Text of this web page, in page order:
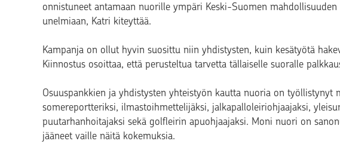
onnistuneet antamaan nuorille ympäri Keski-Suomen
unelmiaan, Katri kiteyttää.
Kampanja on ollut hyvin suosittu niin yhdistysten, kuin kesätyötä
Kiinnostus osoittaa, että perusteltua tarvetta tällaiselle suoralle
Osuuspankkien ja yhdistysten yhteistyön kautta nuoria on työllistynyt
somereportteriksi, ilmastoihmettelijäksi, jalkapalloleiriohjaajaksi,
puutarhanhoitajaksi sekä golfleirin apuohjaajaksi. Moni nuori on
jääneet vaille näitä kokemuksia.